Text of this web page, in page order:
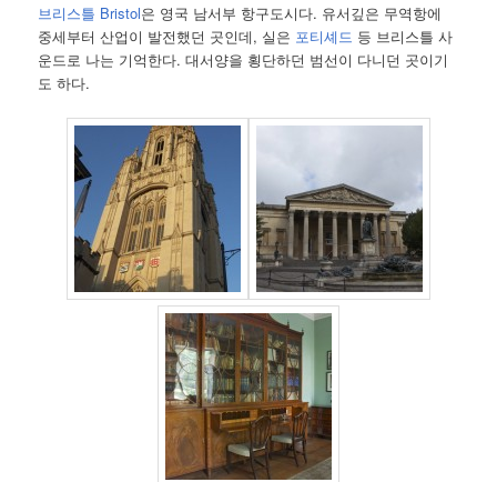
브리스틀 Bristol은 영국 남서부 항구도시다. 유서깊은 무역항에
중세부터 산업이 발전했던 곳인데, 실은 포티셰드 등 브리스틀 사
운드로 나는 기억한다. 대서양을 횡단하던 범선이 다니던 곳이기
도 하다.